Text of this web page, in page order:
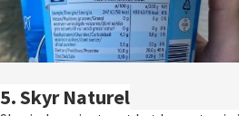
5. Skyr Naturel